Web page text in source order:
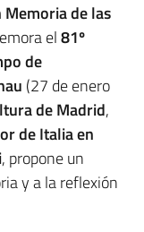
de las
el81º
de
(27 de enero
de Madrid,
de Italia en
, propone un
y a la reflexión